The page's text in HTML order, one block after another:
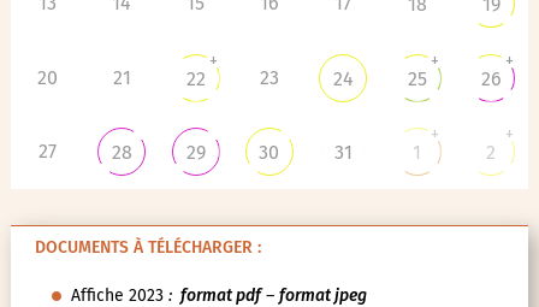
20 21 22
+
23 24 25
+
26
+
27 28 29 30 31 1
+
2
+
DOCUMENTS À TÉLÉCHARGER :
Affiche 2023: format pdf– format jpeg